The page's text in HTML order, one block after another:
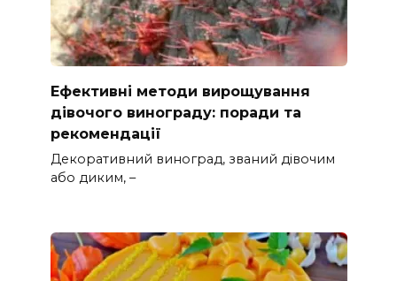
Ефективні методи вирощування
дівочого винограду: поради та
рекомендації
Декоративний виноград, званий дівочим
або диким, –